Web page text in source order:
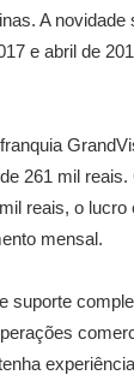
A novidade
e abril de
261 mil
reais, o lucro
mensal.
suporte